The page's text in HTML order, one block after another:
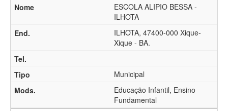
ESCOLA ALIPIO BESSA -
ILHOTA
ILHOTA, 47400-000 Xique-
Xique - BA.
Municipal
Educação Infantil, Ensino
Fundamental